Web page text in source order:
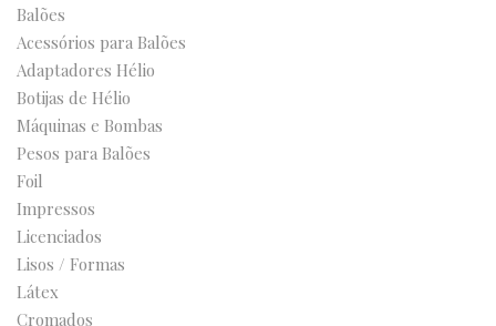
Balões
Acessórios para Balões
Adaptadores Hélio
Botijas de Hélio
Máquinas e Bombas
Pesos para Balões
Foil
Impressos
Licenciados
Lisos / Formas
Látex
Cromados